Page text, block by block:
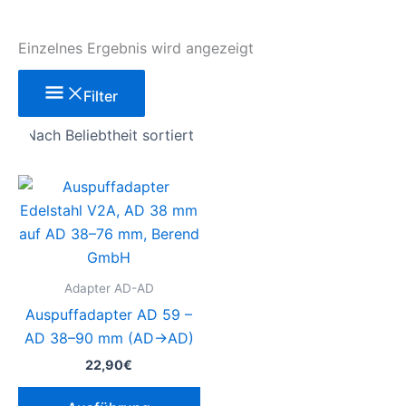
Einzelnes Ergebnis wird angezeigt
Filter
Adapter AD-AD
Auspuffadapter AD 59 –
AD 38–90 mm (AD→AD)
22,90€